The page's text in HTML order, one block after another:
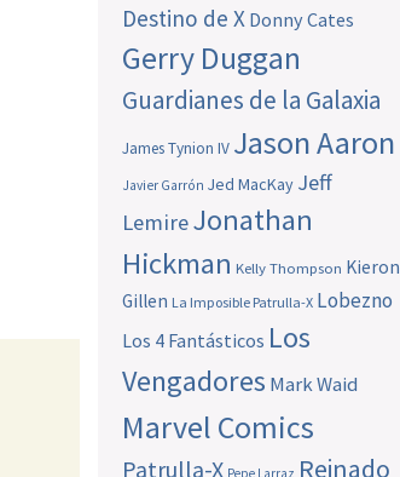
Destino de X Donny Cates
Gerry Duggan
Guardianes de la Galaxia
James Tynion IV Jason Aaron
Javier Garrón Jed MacKay Jeff
LemireJonathan
Hickman Kelly Thompson Kieron
Gillen La Imposible Patrulla-X Lobezno
Los 4 Fantásticos Los
Vengadores Mark Waid
Marvel Comics
Patrulla-X
Reinado